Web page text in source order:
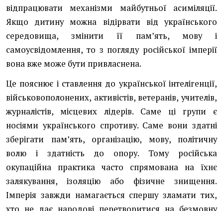
відпрацювати механізми майбутньої асиміляції.
Якщо дитину можна відірвати від українського
середовища, змінити її пам’ять, мову і
самоусвідомлення, то з погляду російської імперії
вона вже може бути привласнена.
Це пояснює і ставлення до української інтелігенції,
військовополонених, активістів, ветеранів, учителів,
журналістів, місцевих лідерів. Саме ці групи є
носіями українського спротиву. Саме вони здатні
зберігати пам’ять, організацію, мову, політичну
волю і здатність до опору. Тому російська
окупаційна практика часто спрямована на їхнє
залякування, ізоляцію або фізичне знищення.
Імперія завжди намагається спершу зламати тих,